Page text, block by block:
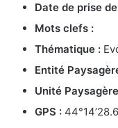
Date de prise
Mots clefs :
Thématique :
Entité
Unité
GPS :